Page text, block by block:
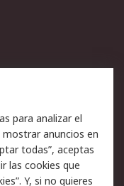
técnico
para analizar el
anuncios en
todas”, aceptas
las cookies que
Y, si no quieres